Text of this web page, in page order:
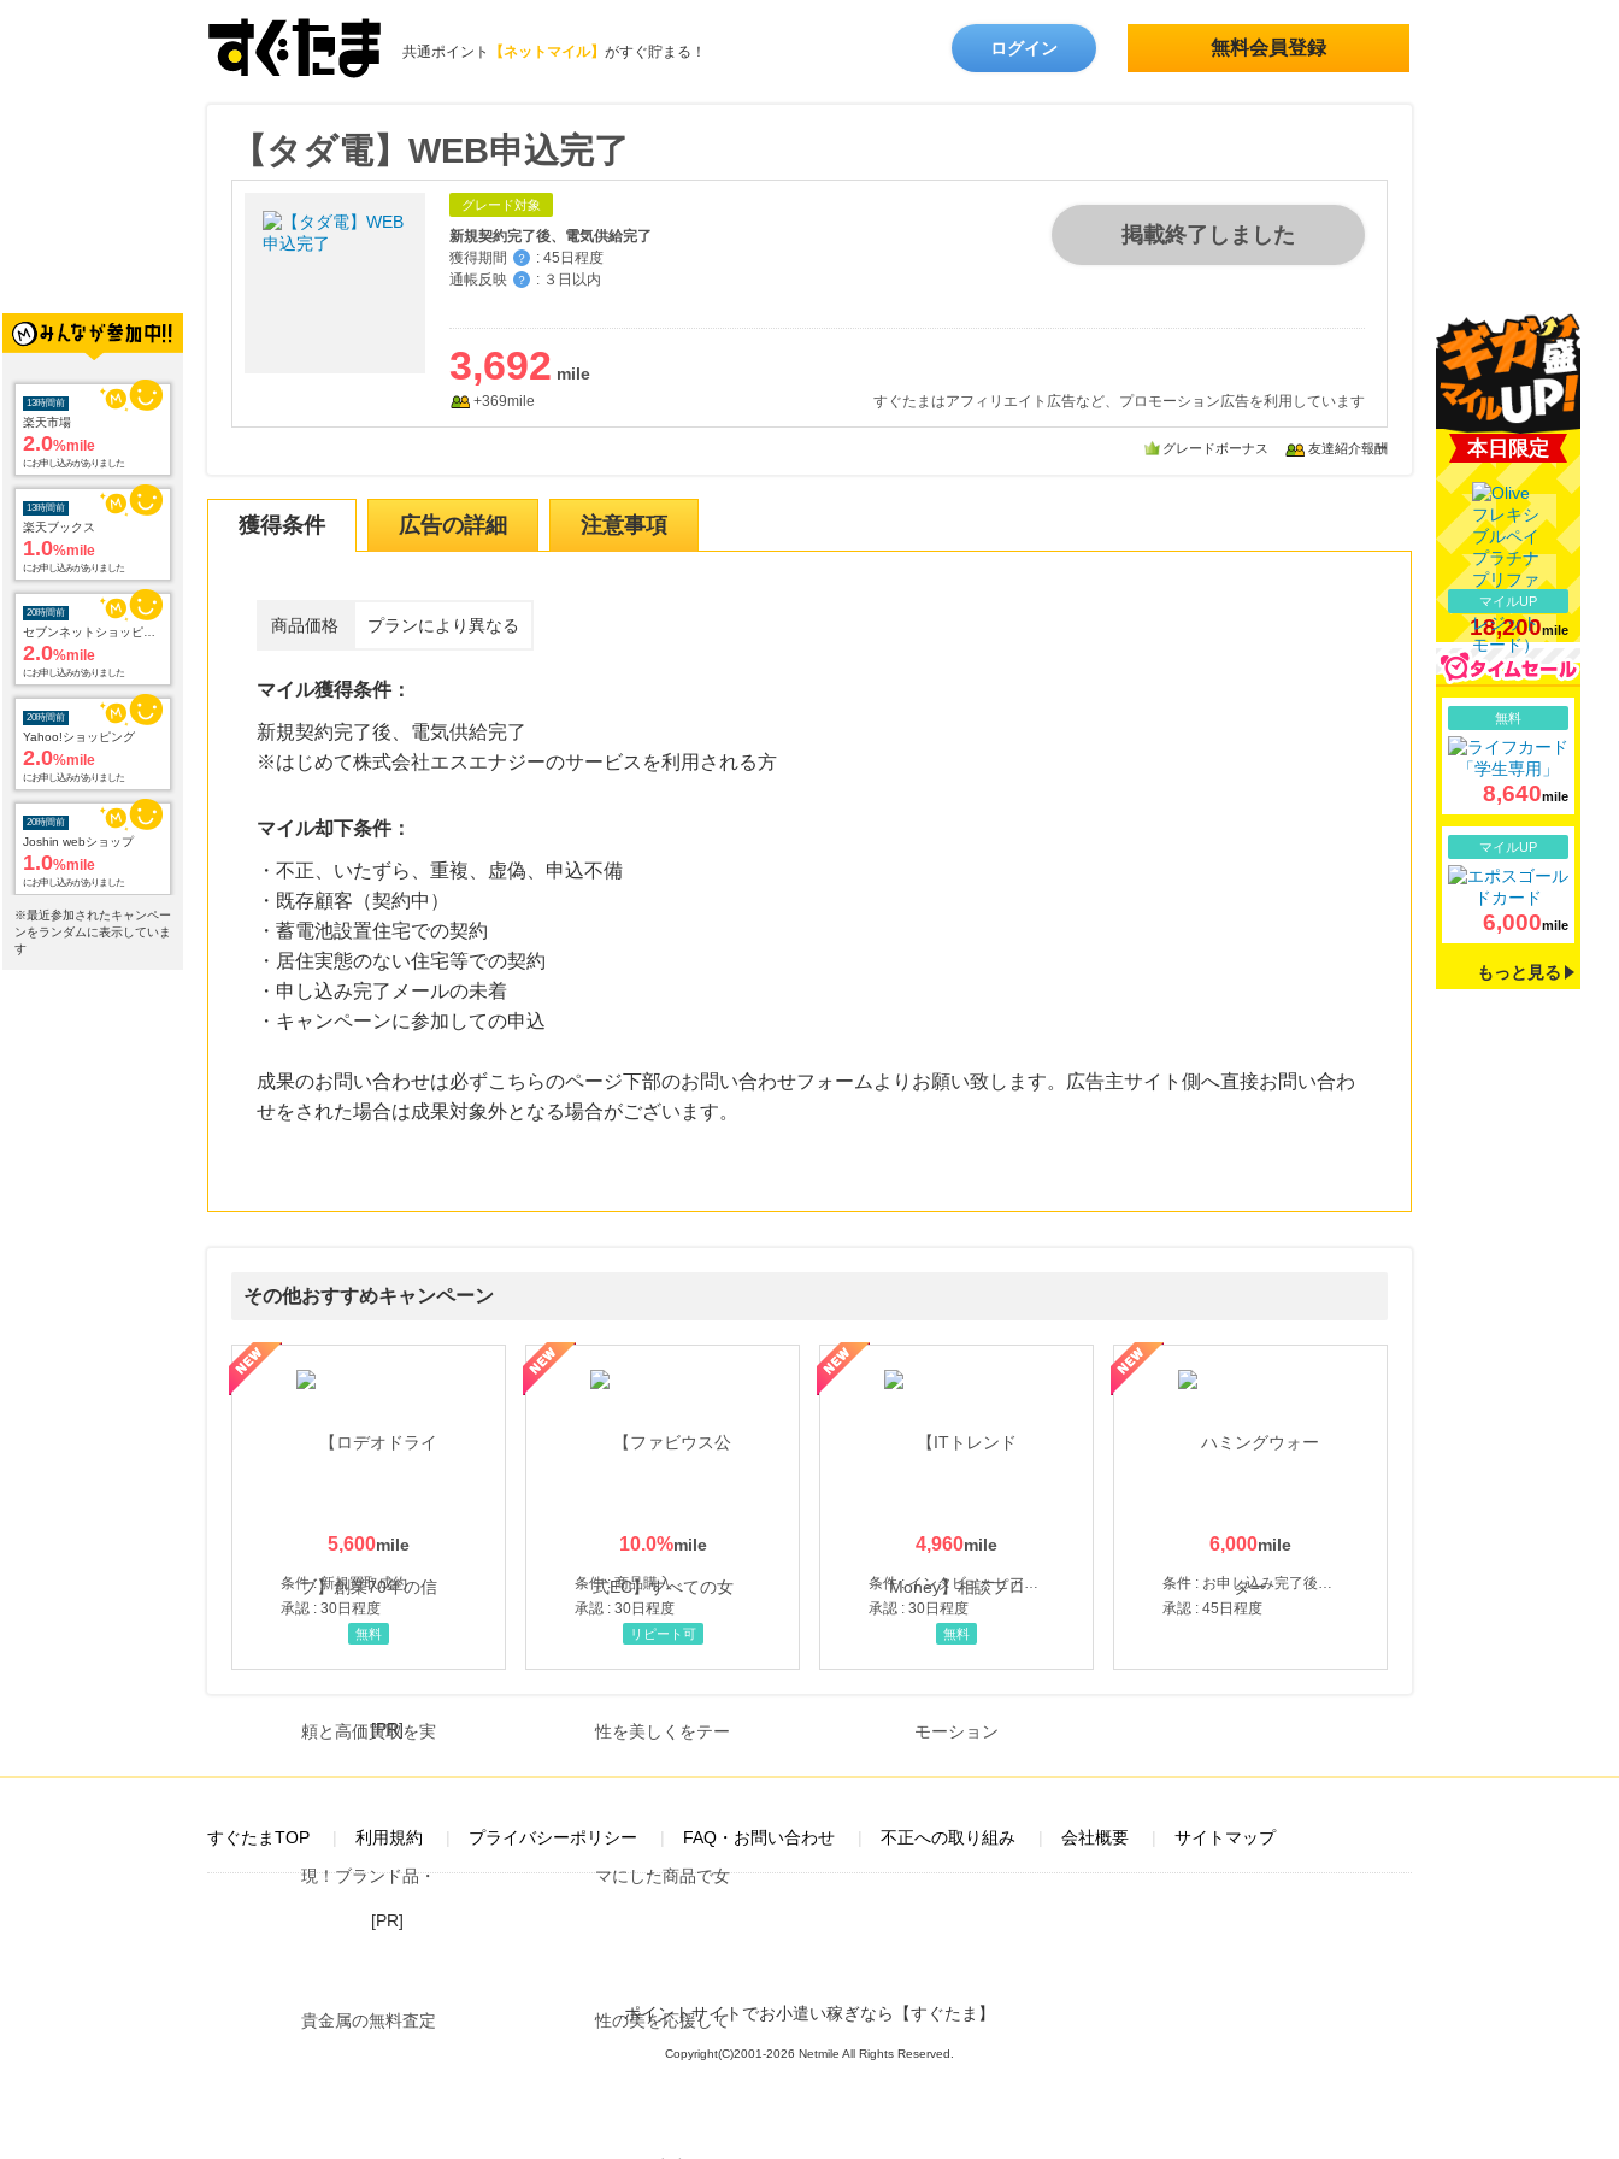
共通ポイント 【ネットマイル】 がすぐ貯まる！ ログイン 無料会員登録
13時間前
楽天市場
2.0%mile
にお申し込みがありました
13時間前
楽天ブックス
1.0%mile
にお申し込みがありました
20時間前
2.0%mile
にお申し込みがありました
20時間前
Yahoo!ショッピング
2.0%mile
にお申し込みがありました
20時間前
Joshin webショップ
1.0%mile
にお申し込みがありました
20時間前
※最近参加されたキャンペー
ンをランダムに表示していま
す
【タダ電】WEB申込完了
グレード対象
新規契約完了後、電気供給完了
獲得期間
？ : 45日程度
通帳反映
？ : ３日以内
掲載終了しました
3,692
+369mile すぐたまはアフィリエイト広告など、プロモーション広告を利用しています
グレードボーナス 友達紹介報酬
獲得条件 広告の詳細 注意事項
商品価格 プランにより異なる
マイル獲得条件：
新規契約完了後、電気供給完了
※はじめて株式会社エスエナジーのサービスを利用される方
マイル却下条件：
・不正、いたずら、重複、虚偽、申込不備
・既存顧客（契約中）
・蓄電池設置住宅での契約
・居住実態のない住宅等での契約
・申し込み完了メールの未着
・キャンペーンに参加しての申込
成果のお問い合わせは必ずこちらのページ下部のお問い合わせフォームよりお願い致します。広告主サイト側へ直接お問い合わ
せをされた場合は成果対象外となる場合がございます。
その他おすすめキャンペーン
5,600
条件 : 新規買取成約
承認 : 30日程度
無料
10.0%
条件 : 商品購入
承認 : 30日程度
くをテーマにした商品で女性の美を応援しています
リピート可
4,960
条件 : インタビューヒアリング完了
承認 : 30日程度
【ITトレンドMoney】相談プロモーション
無料
6,000
条件 : お申し込み完了後、決済登録完了と1ヶ月以内のサーバー初回設置。
承認 : 45日程度
ハミングウォーター【販売代理店】
本日限定
マイルUP
18,200mile
無料
8,640mile
マイルUP
6,000mile
もっと見る
[PR]
すぐたまTOP 利用規約 プライバシーポリシー FAQ・お問い合わせ 不正への取り組み 会社概要 サイトマップ
[PR]
ポイントサイトでお小遣い稼ぎなら【すぐたま】
Copyright(C)2001-2026 Netmile All Rights Reserved.